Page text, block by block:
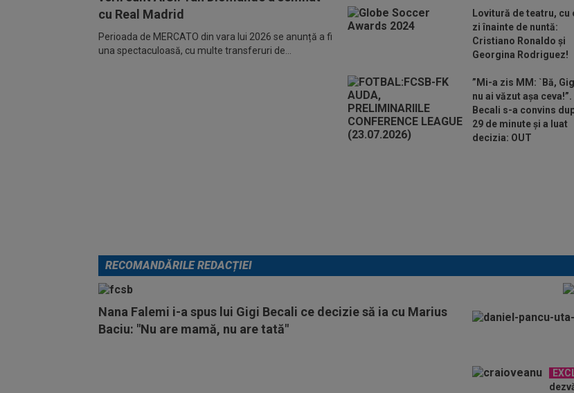
cu Real Madrid
Perioada de MERCATO din vara lui 2026 se anunță a fi
una spectaculoasă, cu multe transferuri de...
Lovitură de teatru, cu
zi înainte de nuntă:
Cristiano Ronaldo și
Georgina Rodriguez!
”Mi-a zis MM: `Bă,
nu ai văzut așa ceva!”.
Becali s-a convins
29 de minute și a luat
decizia: OUT
RECOMANDĂRILE REDACȚIEI
Nana Falemi i-a spus lui Gigi Becali ce decizie să ia cu Marius
Baciu: "Nu are mamă, nu are tată"